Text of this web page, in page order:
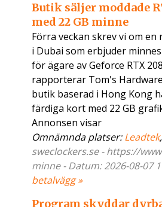
Butik säljer moddade
med 22 GB minne
Förra veckan skrev vi om
i Dubai som erbjuder
för ägare av Geforce RTX
rapporterar Tom's
butik baserad i Hong Kong
färdiga kort med 22 GB
Annonsen visar
Omnämnda platser:Leadtek
sweclockers.se - https://
minne - Datum: 2026-08-07
betalvägg »
Program skyddar